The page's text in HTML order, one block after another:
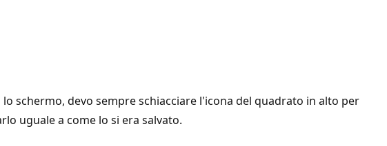
schermo, devo sempre schiacciare l'icona del quadrato in alto per
uguale a come lo si era salvato.